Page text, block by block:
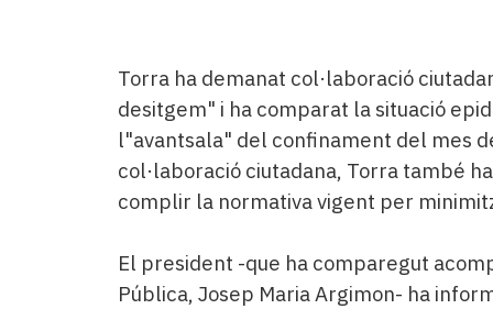
Torra ha demanat col·laboració
desitgem" i ha comparat la situació
l"avantsala" del confinament del mes
col·laboració ciutadana, Torra també
complir la normativa vigent per
El president -que ha comparegut
Pública, Josep Maria Argimon- ha